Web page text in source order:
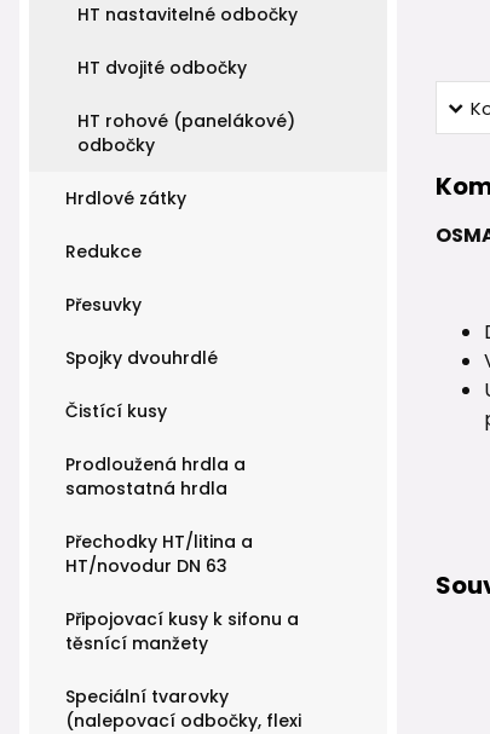
HT nastavitelné odbočky
HT dvojité odbočky
HT rohové (panelákové)
odbočky
Hrdlové zátky
Redukce
Přesuvky
Spojky dvouhrdlé
Čistící kusy
Prodloužená hrdla a
samostatná hrdla
Přechodky HT/litina a
HT/novodur DN 63
Připojovací kusy k sifonu a
těsnící manžety
Speciální tvarovky
(nalepovací odbočky, flexi